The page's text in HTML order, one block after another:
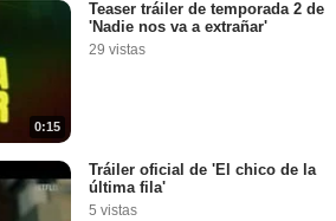
0:15
Teaser tráiler de temporada 2 de
'Nadie nos va a extrañar'
29 vistas
Tráiler oficial de 'El chico de la
última fila'
5 vistas